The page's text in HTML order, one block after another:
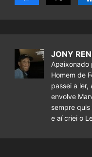
JONY
Apaixonado
Homem de
passei a ler,
envolve
sempre
e aí criei o